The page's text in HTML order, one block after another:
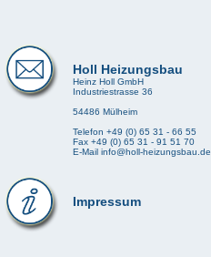
Holl Heizungsbau
Heinz Holl GmbH
Industriestrasse 36
54486 Mülheim
Telefon +49 (0) 65 31 - 66 55
Fax +49 (0) 65 31 - 91 51 70
E-Mail info@holl-heizungsbau.de
Impressum